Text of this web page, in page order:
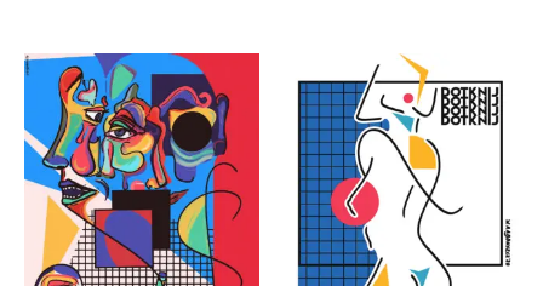
od
95,00 zł
do
179,00 zł
produkt
ma
wiele
wariantów.
Opcje
wybrać
cen:
od
95,00 zł
ma
można